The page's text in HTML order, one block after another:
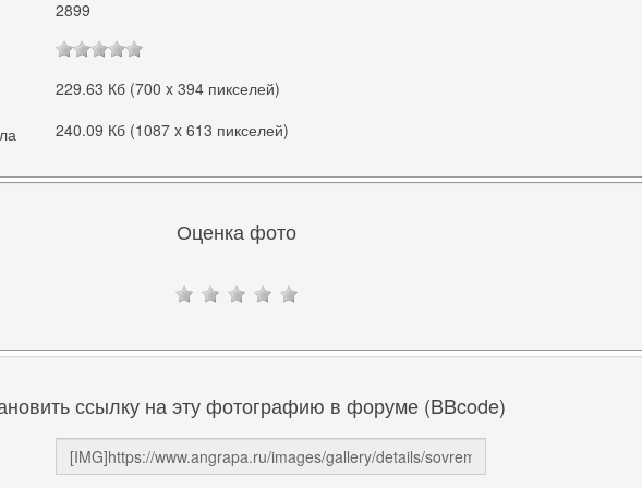
2899
229.63 Кб (700 x 394 пикселей)
240.09 Кб (1087 x 613 пикселей)
Оценка фото
ссылку на эту фотографию в форуме (BBcode)